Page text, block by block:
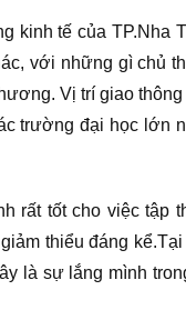
kinh tế của TP.Nha
với những gì chủ
Vị trí giao thông
trường đại học
rất tốt cho việc tập
thiểu đáng kể.Tại
là sự lắng mình